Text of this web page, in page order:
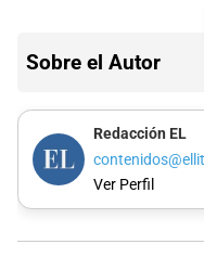
Sobre el Autor
Redacción EL
Ver Perfil